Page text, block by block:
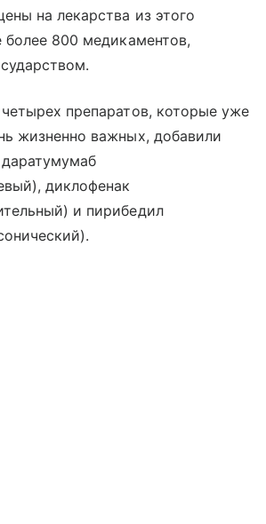
на лекарства из этого
более 800 медикаментов,
препаратов, которые уже
жизненно важных, добавили
диклофенак
и пирибедил